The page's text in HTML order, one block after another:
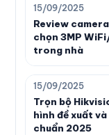
15/09/2025
Review
chọn 3MP
trong nhà
15/09/2025
Trọn bộ
hình đề xuất
chuẩn 2025